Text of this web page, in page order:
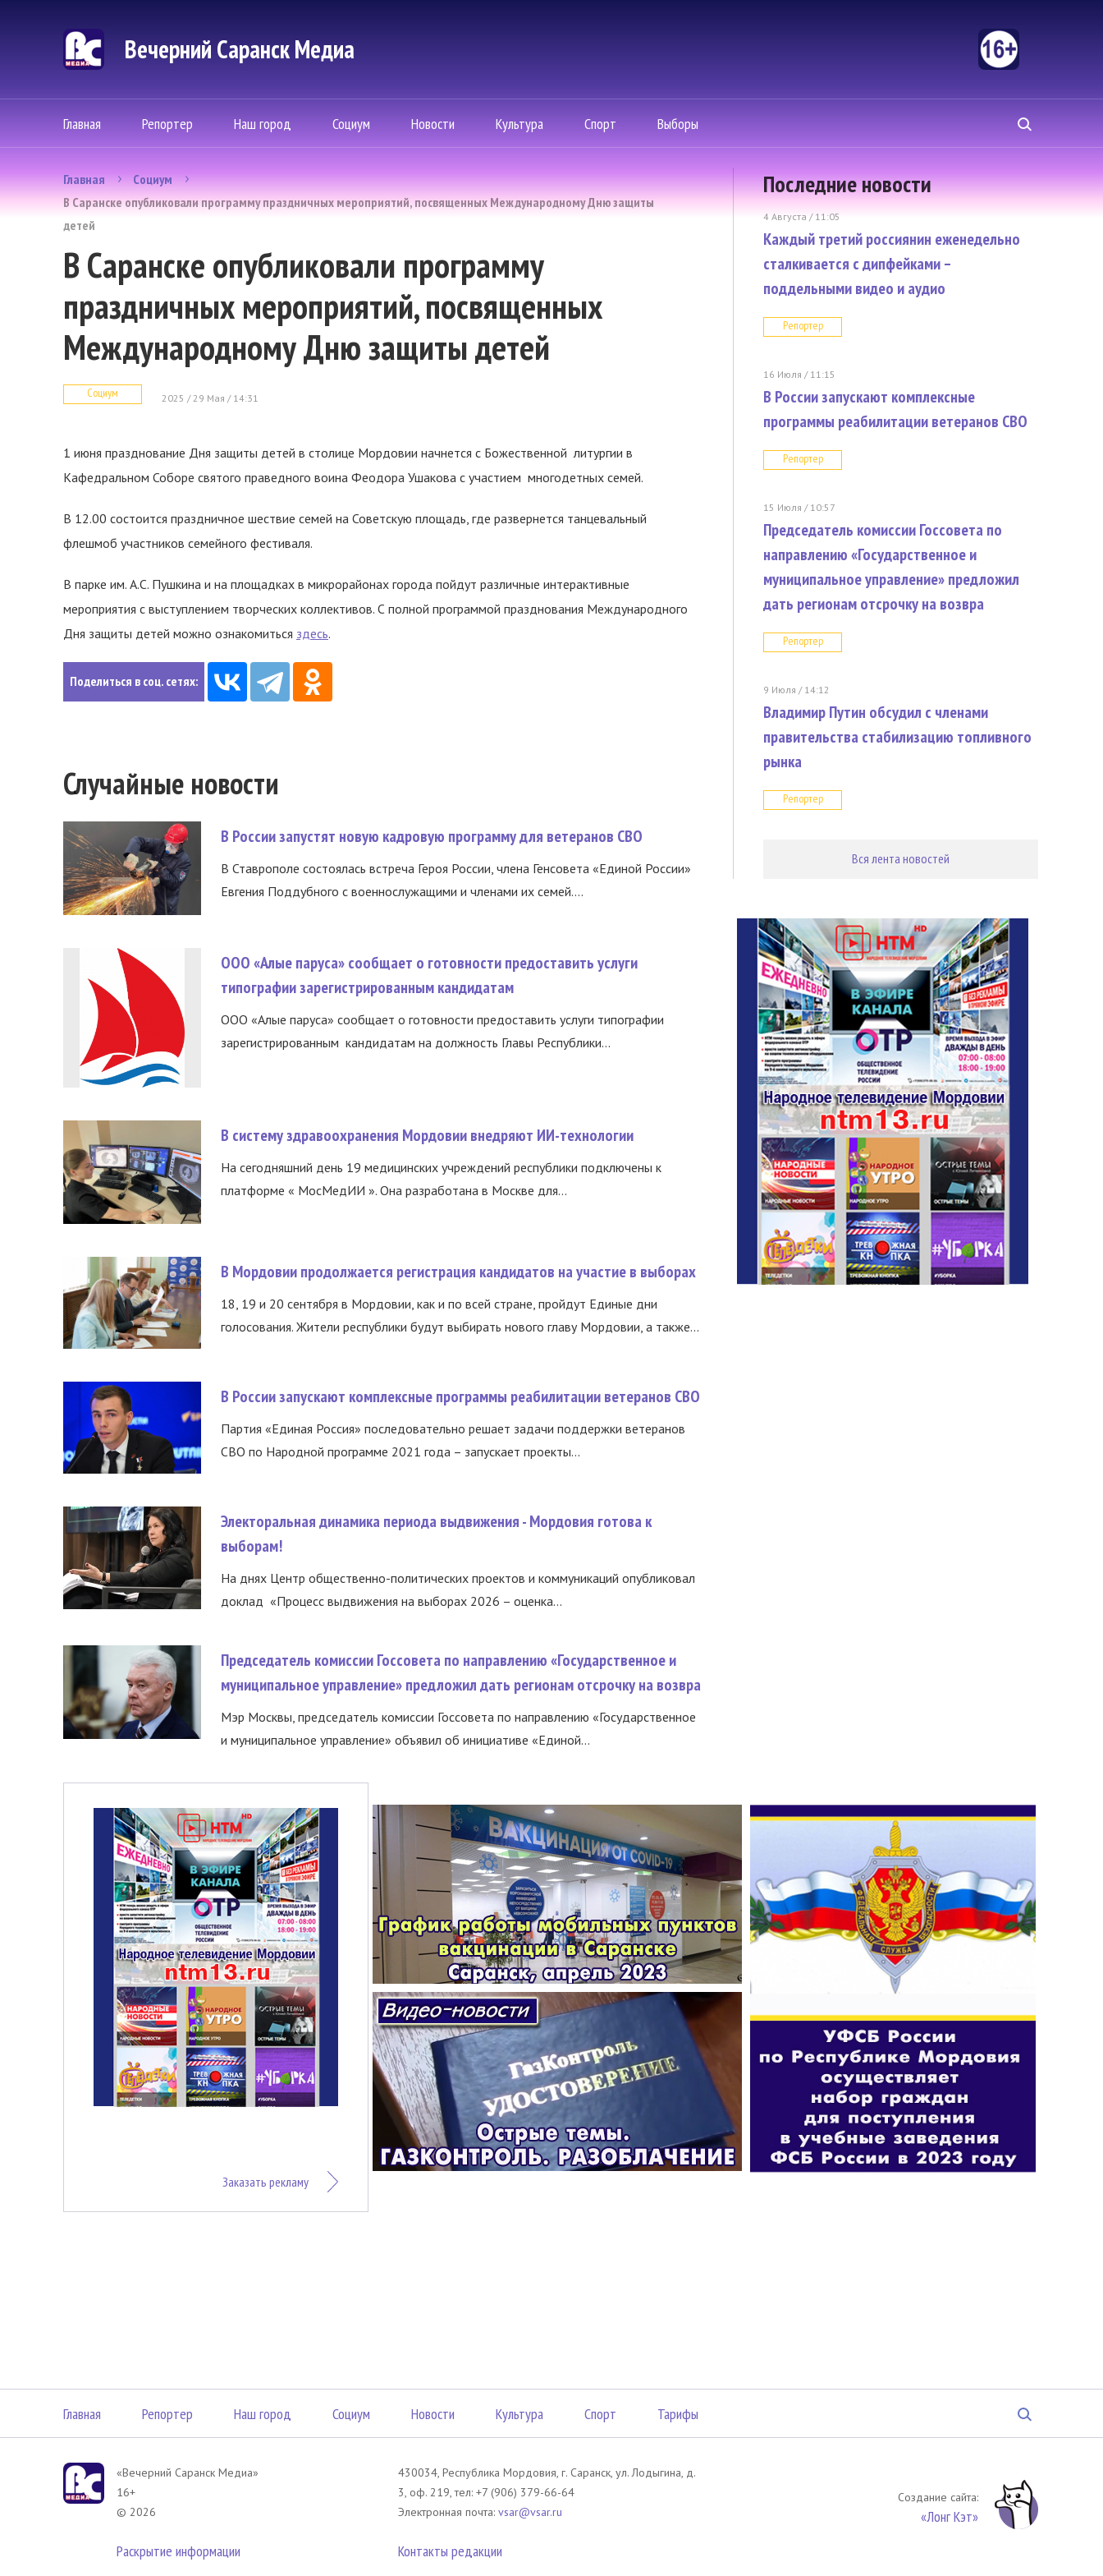
Вечерний Саранск Mедиа
Главная Репортер Наш город Социум Новости Культура Спорт Выборы
Главная
Социум
В Саранске опубликовали программу праздничных мероприятий, посвященных Международному Дню защиты
детей
В Саранске опубликовали программу
праздничных мероприятий, посвященных
Международному Дню защиты детей
Социум 2025 / 29 Мая / 14:31
1 июня празднование Дня защиты детей в столице Мордовии начнется с Божественной литургии в
Кафедральном Соборе святого праведного воина Феодора Ушакова с участием многодетных семей.
В 12.00 состоится праздничное шествие семей на Советскую площадь, где развернется танцевальный
флешмоб участников семейного фестиваля.
В парке им. А.С. Пушкина и на площадках в микрорайонах города пойдут различные интерактивные
мероприятия с выступлением творческих коллективов. С полной программой празднования Международного
Дня защиты детей можно ознакомиться здесь.
Поделиться в соц. сетях:
Случайные новости
В России запустят новую кадровую программу для ветеранов СВО
В Ставрополе состоялась встреча Героя России, члена Генсовета «Единой России»
Евгения Поддубного с военнослужащими и членами их семей....
ООО «Алые паруса» сообщает о готовности предоставить услуги
типографии зарегистрированным кандидатам
ООО «Алые паруса» сообщает о готовности предоставить услуги типографии
зарегистрированным кандидатам на должность Главы Республики...
В систему здравоохранения Мордовии внедряют ИИ-технологии
На сегодняшний день 19 медицинских учреждений республики подключены к
платформе « МосМедИИ ». Она разработана в Москве для...
В Мордовии продолжается регистрация кандидатов на участие в выборах
18, 19 и 20 сентября в Мордовии, как и по всей стране, пройдут Единые дни
голосования. Жители республики будут выбирать нового главу Мордовии, а также...
В России запускают комплексные программы реабилитации ветеранов СВО
Партия «Единая Россия» последовательно решает задачи поддержки ветеранов
СВО по Народной программе 2021 года – запускает проекты...
Электоральная динамика периода выдвижения - Мордовия готова к
выборам!
На днях Центр общественно-политических проектов и коммуникаций опубликовал
доклад «Процесс выдвижения на выборах 2026 – оценка...
Председатель комиссии Госсовета по направлению «Государственное и
муниципальное управление» предложил дать регионам отсрочку на возвра
Мэр Москвы, председатель комиссии Госсовета по направлению «Государственное
и муниципальное управление» объявил об инициативе «Единой...
Последние новости
4 Августа / 11:05
Каждый третий россиянин еженедельно
сталкивается с дипфейками –
поддельными видео и аудио
Репортер
16 Июля / 11:15
В России запускают комплексные
программы реабилитации ветеранов СВО
Репортер
15 Июля / 10:57
Председатель комиссии Госсовета по
направлению «Государственное и
муниципальное управление» предложил
дать регионам отсрочку на возвра
Репортер
9 Июля / 14:12
Владимир Путин обсудил с членами
правительства стабилизацию топливного
рынка
Репортер
Вся лента новостей
Заказать рекламу
Главная Репортер Наш город Социум Новости Культура Спорт Тарифы
«Вечерний Саранск Mедиа»
16+
© 2026
Раскрытие информации
430034, Республика Мордовия, г. Саранск, ул. Лодыгина, д.
3, оф. 219, тел: +7 (906) 379-66-64
Электронная почта: vsar@vsar.ru
Контакты редакции
Создание сайта:
«Лонг Кэт»